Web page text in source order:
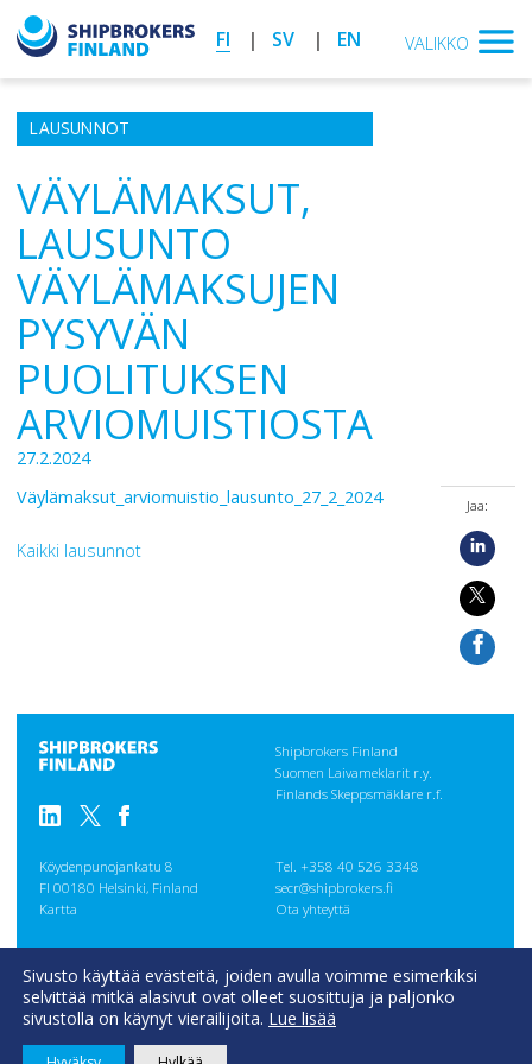
FI SV EN VALIKKO
LAUSUNNOT
VÄYLÄMAKSUT,
LAUSUNTO
VÄYLÄMAKSUJEN
PYSYVÄN
PUOLITUKSEN
ARVIOMUISTIOSTA
27.2.2024
Väylämaksut_arviomuistio_lausunto_27_2_2024
Kaikki lausunnot
Jaa:
Shipbrokers Finland
Suomen Laivameklarit r.y.
Finlands Skeppsmäklare r.f.
Köydenpunojankatu 8
FI 00180 Helsinki, Finland
Kartta
Tel. +358 40 526 3348
secr@shipbrokers.fi
Ota yhteyttä
CONDITIONS
Evästeseloste
Sivusto käyttää evästeitä, joiden avulla voimme esimerkiksi
selvittää mitkä alasivut ovat olleet suosittuja ja paljonko
sivustolla on käynyt vierailijoita. Lue lisää